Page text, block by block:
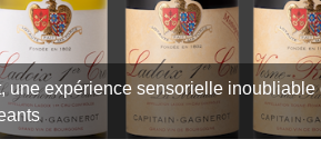
une expérience sensorielle inoubliable